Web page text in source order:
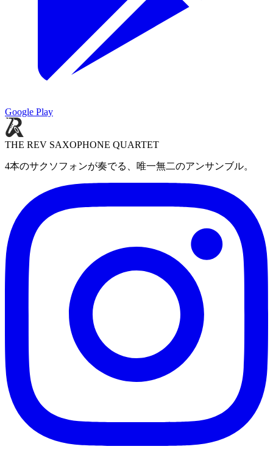
Google Play
THE REV SAXOPHONE QUARTET
4本のサクソフォンが奏でる、唯一無二のアンサンブル。